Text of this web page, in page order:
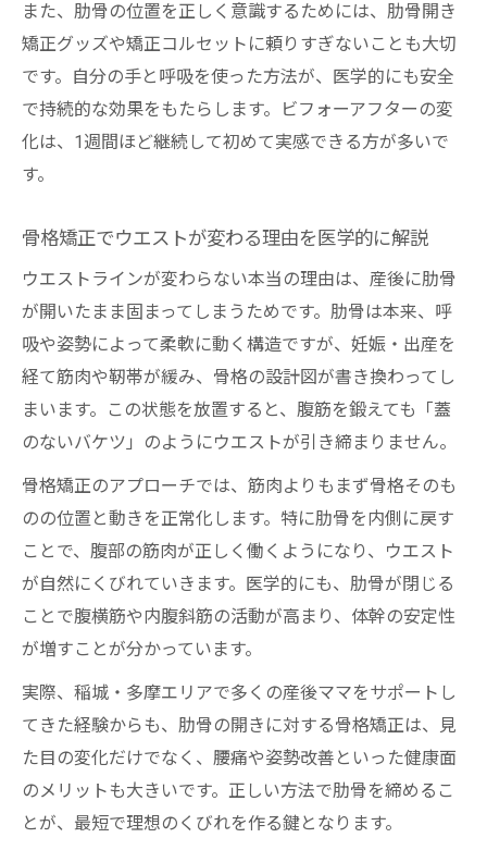
また、肋骨の位置を正しく意識するためには、肋骨開き
矯正グッズや矯正コルセットに頼りすぎないことも大切
です。自分の手と呼吸を使った方法が、医学的にも安全
で持続的な効果をもたらします。ビフォーアフターの変
化は、1週間ほど継続して初めて実感できる方が多いで
す。
骨格矯正でウエストが変わる理由を医学的に解説
ウエストラインが変わらない本当の理由は、産後に肋骨
が開いたまま固まってしまうためです。肋骨は本来、呼
吸や姿勢によって柔軟に動く構造ですが、妊娠・出産を
経て筋肉や靭帯が緩み、骨格の設計図が書き換わってし
まいます。この状態を放置すると、腹筋を鍛えても「蓋
のないバケツ」のようにウエストが引き締まりません。
骨格矯正のアプローチでは、筋肉よりもまず骨格そのも
のの位置と動きを正常化します。特に肋骨を内側に戻す
ことで、腹部の筋肉が正しく働くようになり、ウエスト
が自然にくびれていきます。医学的にも、肋骨が閉じる
ことで腹横筋や内腹斜筋の活動が高まり、体幹の安定性
が増すことが分かっています。
実際、稲城・多摩エリアで多くの産後ママをサポートし
てきた経験からも、肋骨の開きに対する骨格矯正は、見
た目の変化だけでなく、腰痛や姿勢改善といった健康面
のメリットも大きいです。正しい方法で肋骨を締めるこ
とが、最短で理想のくびれを作る鍵となります。